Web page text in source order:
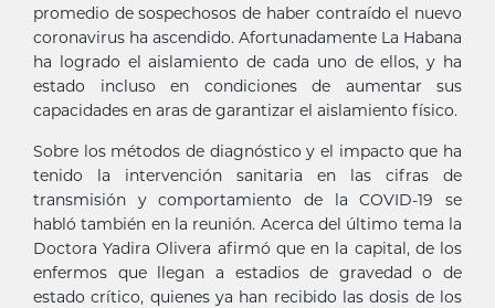
promedio de sospechosos de haber contraído el nuevo
coronavirus ha ascendido. Afortunadamente La Habana
ha logrado el aislamiento de cada uno de ellos, y ha
estado incluso en condiciones de aumentar sus
capacidades en aras de garantizar el aislamiento físico.
Sobre los métodos de diagnóstico y el impacto que ha
tenido la intervención sanitaria en las cifras de
transmisión y comportamiento de la COVID-19 se
habló también en la reunión. Acerca del último tema la
Doctora Yadira Olivera afirmó que en la capital, de los
enfermos que llegan a estadios de gravedad o de
estado crítico, quienes ya han recibido las dosis de los